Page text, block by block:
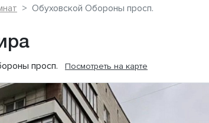
Обуховской Обороны просп.
просп. Посмотреть на карте